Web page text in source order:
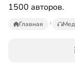
1500 авторов.
Главная